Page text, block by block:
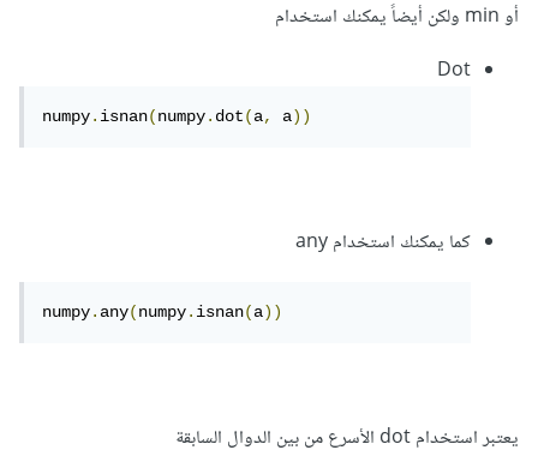
أو min ولكن أيضاً يمكنك استخدام
Dot
numpy.isnan(numpy.dot(a, a))
كما يمكنك استخدام any
numpy.any(numpy.isnan(a))
يعتبر استخدام dot الأسرع من بين الدوال السابقة